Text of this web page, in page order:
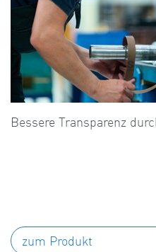
Bessere Transparenz
zum Produkt